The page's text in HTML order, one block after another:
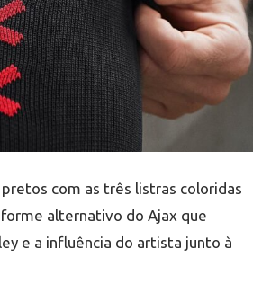
com as três listras coloridas
alternativo do Ajax que
e a influência do artista junto à